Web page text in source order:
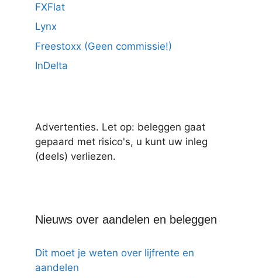
FXFlat
Lynx
Freestoxx (Geen commissie!)
InDelta
Advertenties. Let op: beleggen gaat
gepaard met risico's, u kunt uw inleg
(deels) verliezen.
Nieuws over aandelen en beleggen
Dit moet je weten over lijfrente en
aandelen